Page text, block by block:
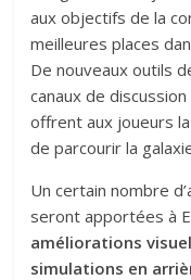
aux objectifs de la
meilleures places
De nouveaux outils
canaux de
offrent aux joueurs
de parcourir la
Un certain nombre
seront apportées à
améliorations
simulations en